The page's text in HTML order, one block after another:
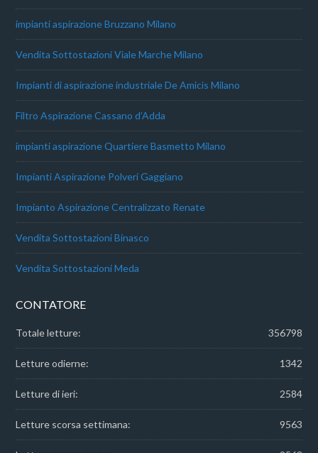
impianti aspirazione Bruzzano Milano
Vendita Sottostazioni Viale Marche Milano
Impianti di aspirazione industriale De Amicis Milano
Filtro Aspirazione Cassano d’Adda
impianti aspirazione Quartiere Basmetto Milano
Impianti Aspirazione Polveri Gaggiano
Impianto Aspirazione Centralizzato Renate
Vendita Sottostazioni Binasco
Vendita Sottostazioni Meda
CONTATORE
356798
Totale letture:
1342
Letture odierne:
2584
Letture di ieri:
9563
Letture scorsa settimana: